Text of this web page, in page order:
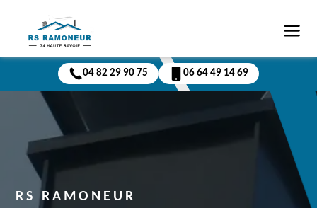
04 82 29 90 75 06 64 49 14 69
RS RAMONEUR